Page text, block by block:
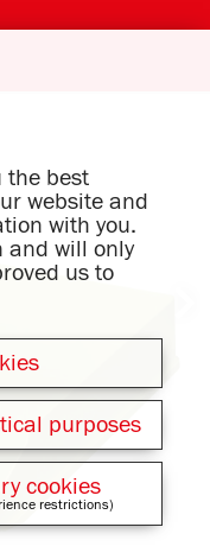
the best
website and
with you.
and will only
us to
purposes
cookies
restrictions)